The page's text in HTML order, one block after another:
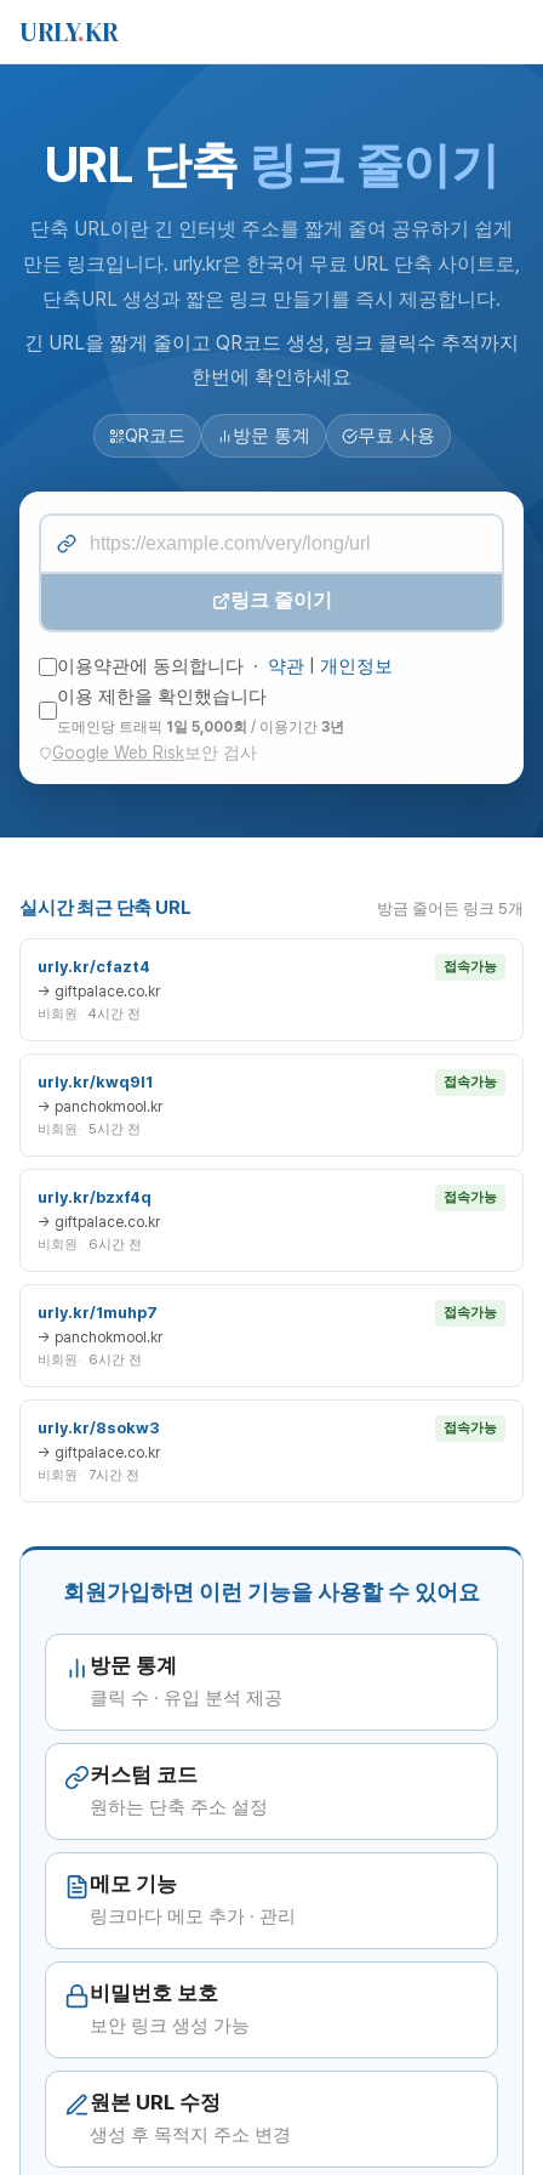
URLY.KR
URL 단축 링크 줄이기
단축 URL이란 긴 인터넷 주소를 짧게 줄여 공유하기 쉽게
만든 링크입니다. urly.kr은 한국어 무료 URL 단축 사이트로,
단축URL 생성과 짧은 링크 만들기를 즉시 제공합니다.
긴 URL을 짧게 줄이고 QR코드 생성, 링크 클릭수 추적까지
한번에 확인하세요
QR코드 방문 통계 무료 사용
링크 줄이기
이용약관에 동의합니다 · 약관
개인정보
이용 제한을 확인했습니다
도메인당 트래픽 1일 5,000회 / 이용기간 3년
Google Web Risk보안 검사
실시간 최근 단축 URL 방금 줄어든 링크 5개
urly.kr/cfazt4 접속가능
→ giftpalace.co.kr
비회원 4시간 전
urly.kr/kwq9l1 접속가능
→ panchokmool.kr
비회원 5시간 전
urly.kr/bzxf4q 접속가능
→ giftpalace.co.kr
비회원 6시간 전
urly.kr/1muhp7 접속가능
→ panchokmool.kr
비회원 6시간 전
urly.kr/8sokw3 접속가능
→ giftpalace.co.kr
비회원 7시간 전
회원가입하면 이런 기능을 사용할 수 있어요
방문 통계
클릭 수 · 유입 분석 제공
커스텀 코드
원하는 단축 주소 설정
메모 기능
링크마다 메모 추가 · 관리
비밀번호 보호
보안 링크 생성 가능
원본 URL 수정
생성 후 목적지 주소 변경